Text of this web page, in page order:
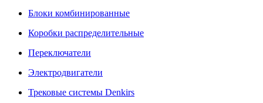
Блоки комбинированные
Коробки распределительные
Переключатели
Электродвигатели
Трековые системы Denkirs